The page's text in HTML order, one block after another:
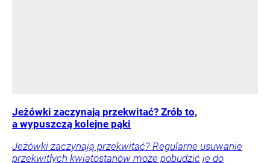
Jeżówki zaczynają przekwitać? Zrób to,
a wypuszczą kolejne pąki
Jeżówki zaczynają przekwitać? Regularne usuwanie
przekwitłych kwiatostanów może pobudzić je do